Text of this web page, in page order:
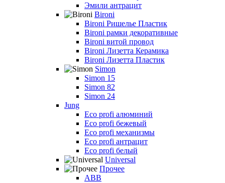
Эмили антрацит
Bironi
Bironi Ришелье Пластик
Bironi рамки декоративные
Bironi витой провод
Bironi Лизетта Керамика
Bironi Лизетта Пластик
Simon
Simon 15
Simon 82
Simon 24
Jung
Eco profi алюминий
Eco profi бежевый
Eco profi механизмы
Eco profi антрацит
Eco profi белый
Universal
Прочее
ABB